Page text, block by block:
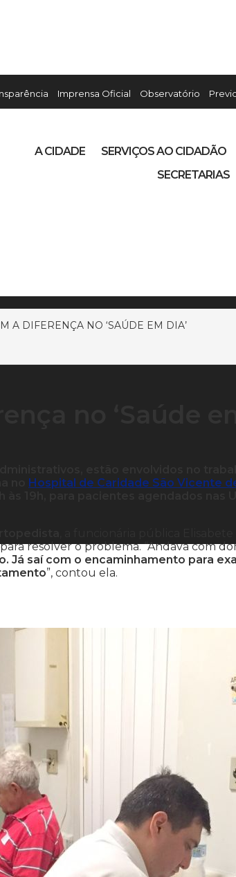
Imprensa Oficial Observatório
A CIDADE SERVIÇOS AO CIDADÃO
SECRETARIAS
A DIFERENÇA NO ‘SAÚDE EM DIA’
Hospital de Caridade São Vicente
resolver o problema. “Andava com
Já saí com o encaminhamento para
”, contou ela.